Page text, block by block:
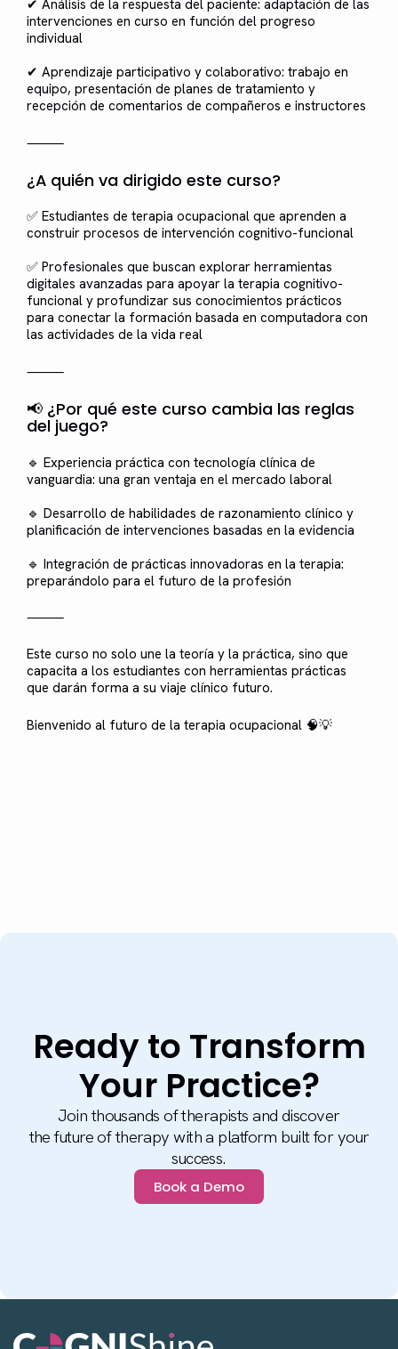
✔ Análisis de la respuesta del paciente: adaptación de las
intervenciones en curso en función del progreso
individual
✔ Aprendizaje participativo y colaborativo: trabajo en
equipo, presentación de planes de tratamiento y
recepción de comentarios de compañeros e instructores
⸻
¿A quién va dirigido este curso?
✅ Estudiantes de terapia ocupacional que aprenden a
construir procesos de intervención cognitivo-funcional
✅ Profesionales que buscan explorar herramientas
digitales avanzadas para apoyar la terapia cognitivo-
funcional y profundizar sus conocimientos prácticos
para conectar la formación basada en computadora con
las actividades de la vida real
⸻
📢 ¿Por qué este curso cambia las reglas
del juego?
🔹 Experiencia práctica con tecnología clínica de
vanguardia: una gran ventaja en el mercado laboral
🔹 Desarrollo de habilidades de razonamiento clínico y
planificación de intervenciones basadas en la evidencia
🔹 Integración de prácticas innovadoras en la terapia:
preparándolo para el futuro de la profesión
⸻
Este curso no solo une la teoría y la práctica, sino que
capacita a los estudiantes con herramientas prácticas
que darán forma a su viaje clínico futuro.
Bienvenido al futuro de la terapia ocupacional 🧠💡
Ready to Transform
Your Practice?
Join thousands of therapists and discover
the future of therapy with a platform built for your
success.
Book a Demo